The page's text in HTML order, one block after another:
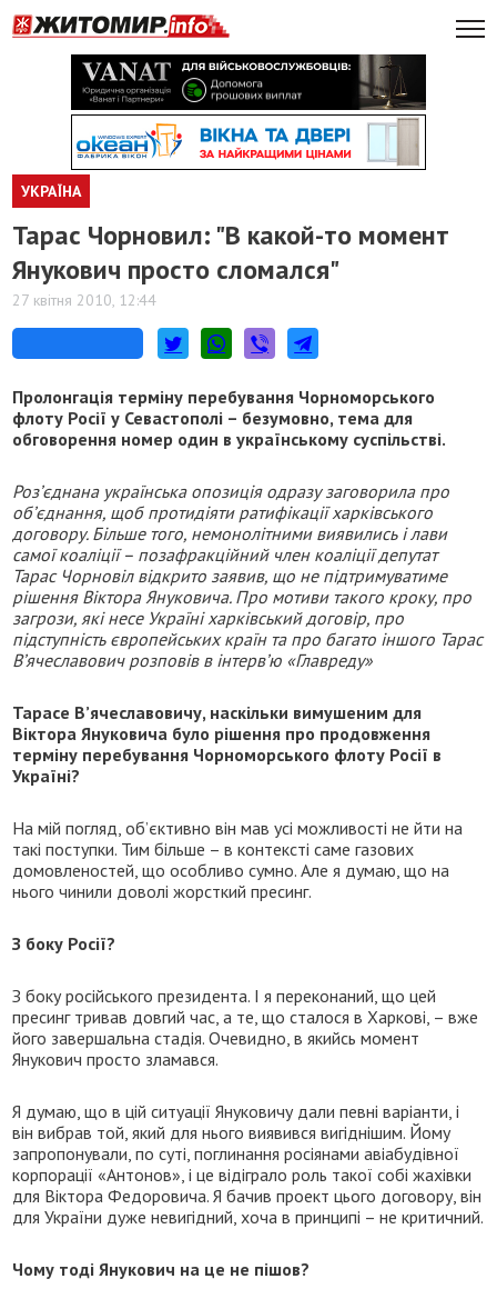
УКРАЇНА
Тарас Чорновил: "В какой-то момент
Янукович просто сломался"
27 квітня 2010, 12:44
Пролонгація терміну перебування Чорноморського
флоту Росії у Севастополі – безумовно, тема для
обговорення номер один в українському суспільстві.
Роз’єднана українська опозиція одразу заговорила про
об’єднання, щоб протидіяти ратифікації харківського
договору. Більше того, немонолітними виявились і лави
самої коаліції – позафракційний член коаліції депутат
Тарас Чорновіл відкрито заявив, що не підтримуватиме
рішення Віктора Януковича. Про мотиви такого кроку, про
загрози, які несе Україні харківський договір, про
підступність європейських країн та про багато іншого Тарас
В’ячеславович розповів в інтерв’ю «Главреду»
Тарасе В’ячеславовичу, наскільки вимушеним для
Віктора Януковича було рішення про продовження
терміну перебування Чорноморського флоту Росії в
Україні?
На мій погляд, об’єктивно він мав усі можливості не йти на
такі поступки. Тим більше – в контексті саме газових
домовленостей, що особливо сумно. Але я думаю, що на
нього чинили доволі жорсткий пресинг.
З боку Росії?
З боку російського президента. І я переконаний, що цей
пресинг тривав довгий час, а те, що сталося в Харкові, – вже
його завершальна стадія. Очевидно, в якийсь момент
Янукович просто зламався.
Я думаю, що в цій ситуації Януковичу дали певні варіанти, і
він вибрав той, який для нього виявився вигіднішим. Йому
запропонували, по суті, поглинання росіянами авіабудівної
корпорації «Антонов», і це відіграло роль такої собі жахівки
для Віктора Федоровича. Я бачив проект цього договору, він
для України дуже невигідний, хоча в принципі – не критичний.
Чому тоді Янукович на це не пішов?